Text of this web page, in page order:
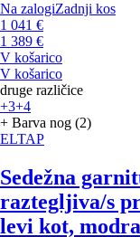
Na zalogiZadnji kos
1 041 €
1 389 €
V košarico
V košarico
druge različice
+3+4
+ Barva nog (2)
ELTAP
Sedežna
raztegljiva/s
levi kot,